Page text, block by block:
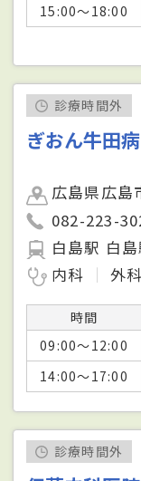
15:00～18:00
診療時間外
ぎおん牛田
広島県広島
082-223-
白島駅 白島
内科
外科
時間
09:00～12:00
14:00～17:00
診療時間外